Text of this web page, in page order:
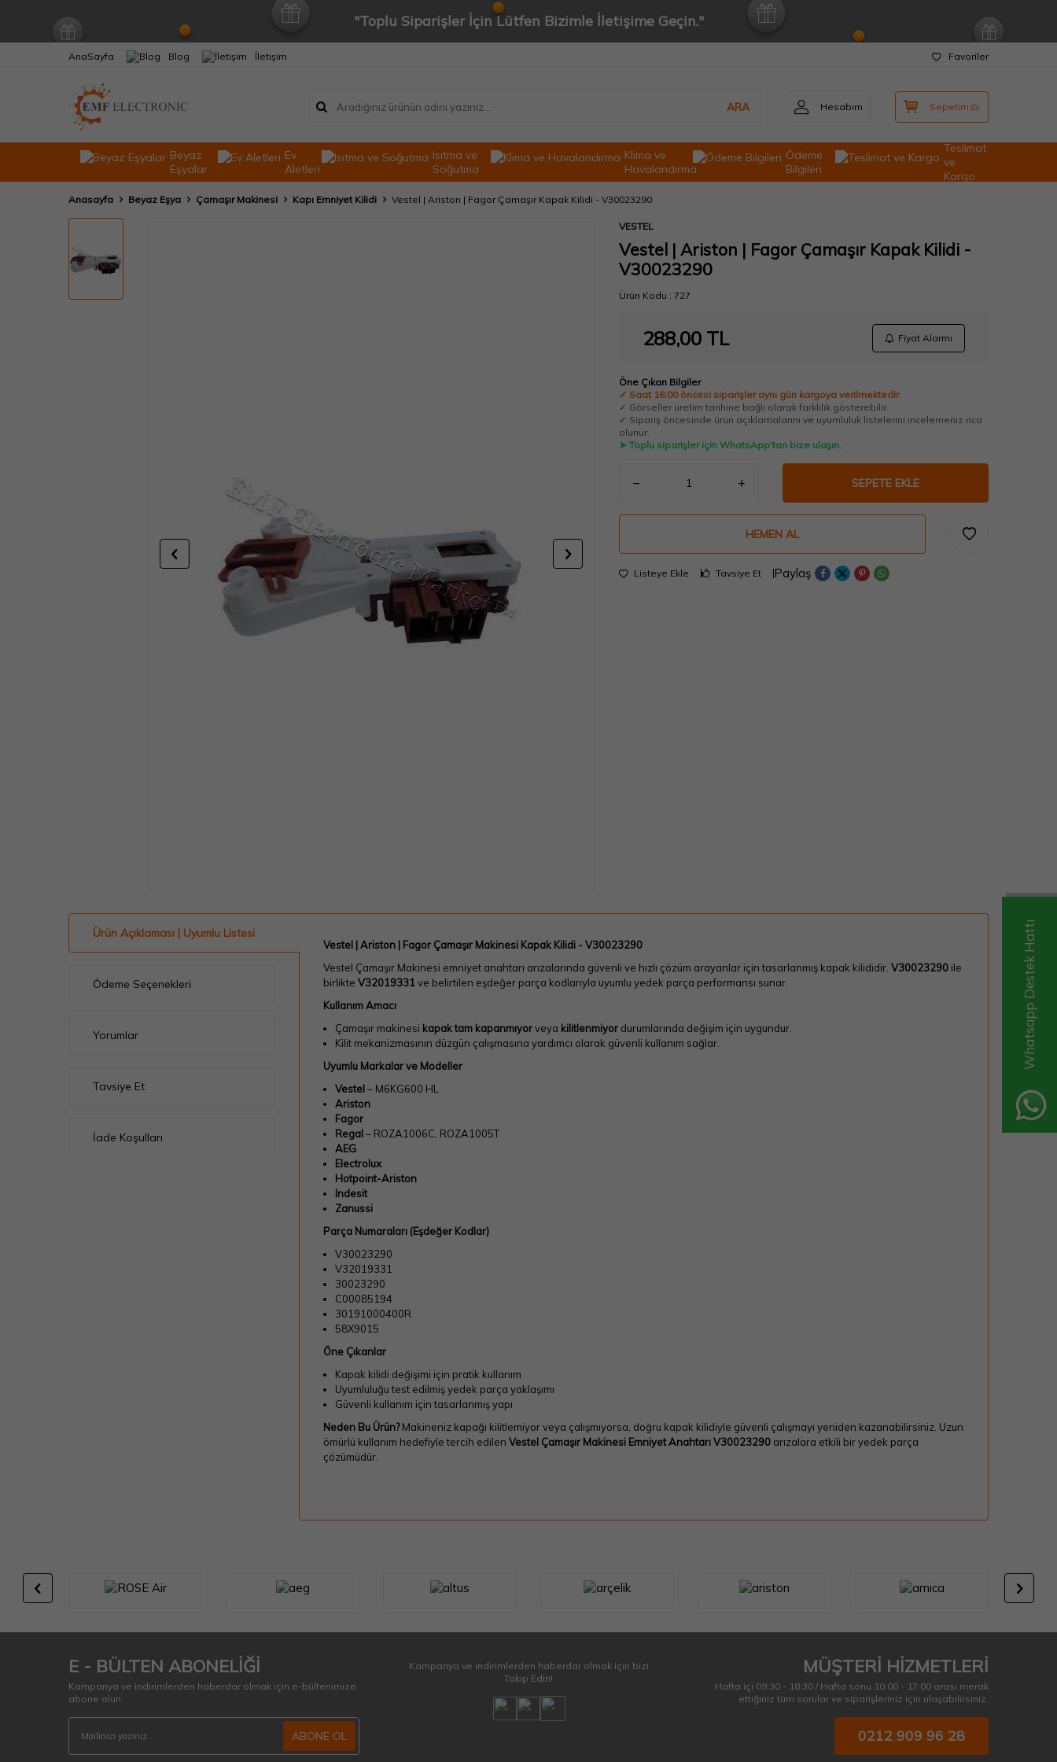
Whatsapp Destek Hattı
"Toplu Siparişler İçin Lütfen Bizimle İletişime Geçin."
AnaSayfa Blog İletişim Favoriler
ARA Hesabım Sepetim (0)
Beyaz
Eşyalar
Ev
Aletleri
Isıtma ve
Soğutma
Klima ve
Havalandırma
Ödeme
Bilgileri
Teslimat
ve
Kargo
Anasayfa Beyaz Eşya Çamaşır Makinesi Kapı Emniyet Kilidi Vestel | Ariston | Fagor Çamaşır Kapak Kilidi - V30023290
VESTEL
Vestel | Ariston | Fagor Çamaşır Kapak Kilidi -
V30023290
Ürün Kodu : 727
288,00 TL Fiyat Alarmı
Öne Çıkan Bilgiler
✓ Saat 16:00 öncesi siparişler aynı gün kargoya verilmektedir.
✓ Görseller üretim tarihine bağlı olarak farklılık gösterebilir.
✓ Sipariş öncesinde ürün açıklamalarını ve uyumluluk listelerini incelemeniz rica
olunur.
➤ Toplu siparişler için WhatsApp'tan bize ulaşın.
SEPETE EKLE
HEMEN AL
Listeye Ekle Tavsiye Et Paylaş
Ürün Açıklaması | Uyumlu Listesi
Ödeme Seçenekleri
Yorumlar
Tavsiye Et
İade Koşulları
Vestel | Ariston | Fagor Çamaşır Makinesi Kapak Kilidi - V30023290
Vestel Çamaşır Makinesi emniyet anahtarı arızalarında güvenli ve hızlı çözüm arayanlar için tasarlanmış kapak kilididir. V30023290ile
birlikte V32019331ve belirtilen eşdeğer parça kodlarıyla uyumlu yedek parça performansı sunar.
Kullanım Amacı
Çamaşır makinesi kapak tam kapanmıyorveya kilitlenmiyordurumlarında değişim için uygundur.
Kilit mekanizmasının düzgün çalışmasına yardımcı olarak güvenli kullanım sağlar.
Uyumlu Markalar ve Modeller
Vestel – M6KG600 HL
Ariston
Fagor
Regal – ROZA1006C, ROZA1005T
AEG
Electrolux
Hotpoint-Ariston
Indesit
Zanussi
Parça Numaraları (Eşdeğer Kodlar)
V30023290
V32019331
30023290
C00085194
30191000400R
58X9015
Öne Çıkanlar
Kapak kilidi değişimi için pratik kullanım
Uyumluluğu test edilmiş yedek parça yaklaşımı
Güvenli kullanım için tasarlanmış yapı
Neden Bu Ürün?Makineniz kapağı kilitlemiyor veya çalışmıyorsa, doğru kapak kilidiyle güvenli çalışmayı yeniden kazanabilirsiniz. Uzun
ömürlü kullanım hedefiyle tercih edilen Vestel Çamaşır Makinesi Emniyet Anahtarı V30023290arızalara etkili bir yedek parça
çözümüdür.
E - BÜLTEN ABONELİĞİ
Kampanya ve indirimlerden haberdar olmak için e-bültenimize
abone olun.
ABONE OL
Kampanya ve indirimlerden haberdar olmak için bizi
Takip Edin!
MÜŞTERİ HİZMETLERİ
Hafta içi 09:30 - 18:30 / Hafta sonu 10:00 - 17:00 arası merak
ettiğiniz tüm sorular ve siparişleriniz için ulaşabilirsiniz.
0212 909 96 28